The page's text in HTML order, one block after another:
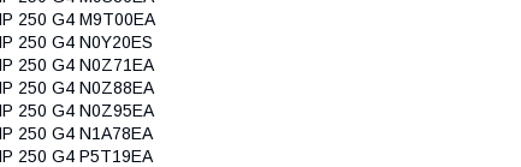
250 G4 M9T00EA
250 G4 N0Y20ES
250 G4 N0Z71EA
250 G4 N0Z88EA
250 G4 N0Z95EA
250 G4 N1A78EA
250 G4 P5T19EA